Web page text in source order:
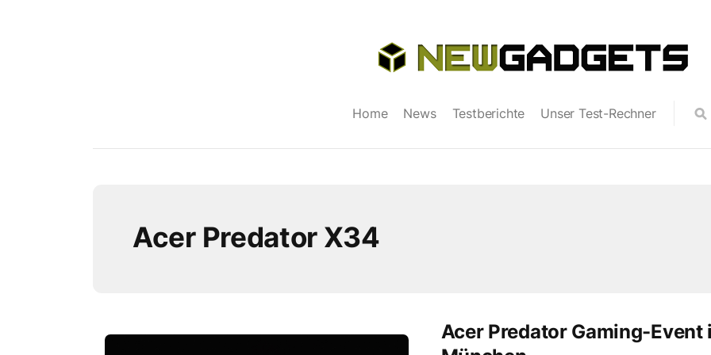
Home News Testberichte Unser Test-Rechner
Acer Predator X34
Acer Predator Gaming-Event